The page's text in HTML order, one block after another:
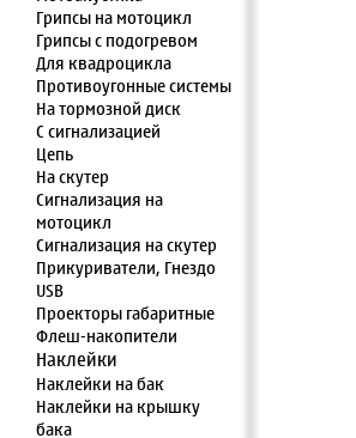
Грипсы на мотоцикл
Грипсы с подогревом
Для квадроцикла
Противоугонные системы
На тормозной диск
С сигнализацией
Цепь
На скутер
Сигнализация на
мотоцикл
Сигнализация на скутер
Прикуриватели, Гнездо
USB
Проекторы габаритные
Флеш-накопители
Наклейки
Наклейки на бак
Наклейки на крышку
бака